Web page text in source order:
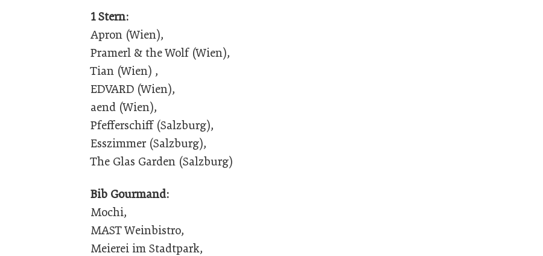
1 Stern:
Apron (Wien),
Pramerl & the Wolf (Wien),
Tian (Wien) ,
EDVARD (Wien),
aend (Wien),
Pfefferschiff (Salzburg),
Esszimmer (Salzburg),
The Glas Garden (Salzburg)
Bib Gourmand:
Mochi,
MAST Weinbistro,
Meierei im Stadtpark,